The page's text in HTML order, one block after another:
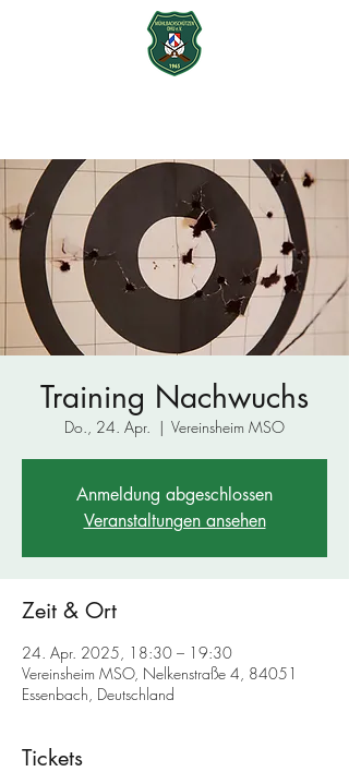
Training Nachwuchs
Do., 24. Apr.
  |
Vereinsheim MSO
Anmeldung abgeschlossen
Veranstaltungen ansehen
Zeit & Ort
24. Apr. 2025, 18:30 – 19:30
Vereinsheim MSO, Nelkenstraße 4, 84051
Essenbach, Deutschland
Tickets